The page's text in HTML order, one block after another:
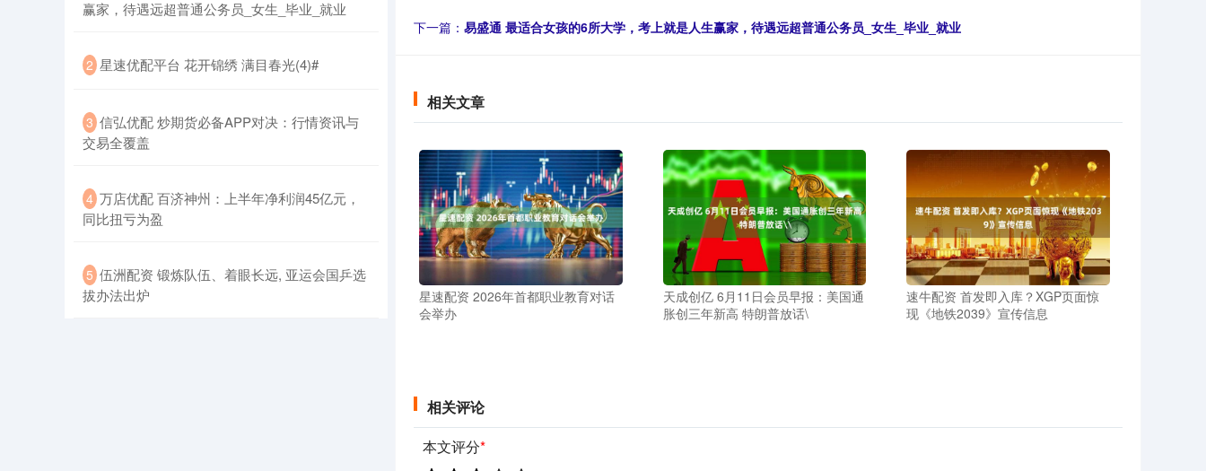
下一篇： 易盛通 最适合女孩的6所大学，考上就是人生赢家，待遇远超普通公务员_女生_毕业_就业
相关文章
星速配资 2026年首都职业教育对话
会举办
天成创亿 6月11日会员早报：美国通
胀创三年新高 特朗普放话\
速牛配资 首发即入库？XGP页面惊
现《地铁2039》宣传信息
相关评论
本文评分*
赢家，待遇远超普通公务员_女生_毕业_就业
2 ​星速优配平台 花开锦绣 满目春光(4)#
3 ​信弘优配 炒期货必备APP对决：行情资讯与
交易全覆盖
4 ​万店优配 百济神州：上半年净利润45亿元，
同比扭亏为盈
5 ​伍洲配资 锻炼队伍、着眼长远, 亚运会国乒选
拔办法出炉